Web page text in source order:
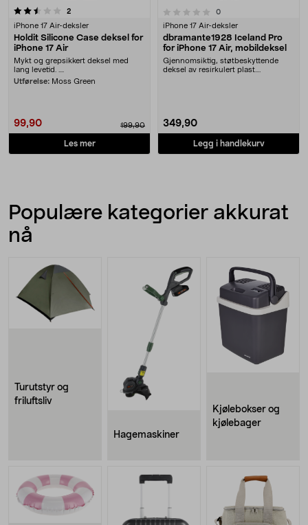
2anmeldelser
iPhone 17 Air-deksler
Holdit Silicone Case deksel for
iPhone 17 Air
Mykt og grepsikkert deksel med
lang levetid. ....
Utførelse: Moss Green
99,90 199,90
Les mer
0.0 av 5 stjerner 0anmeldelser
iPhone 17 Air-deksler
dbramante1928 Iceland Pro
for iPhone 17 Air, mobildeksel
Gjennomsiktig, støtbeskyttende
deksel av resirkulert plast.
349,90
Legg i handlekurv
Populære kategorier akkurat
nå
Turutstyr og
friluftsliv
Hagemaskiner
Kjølebokser og
kjølebager